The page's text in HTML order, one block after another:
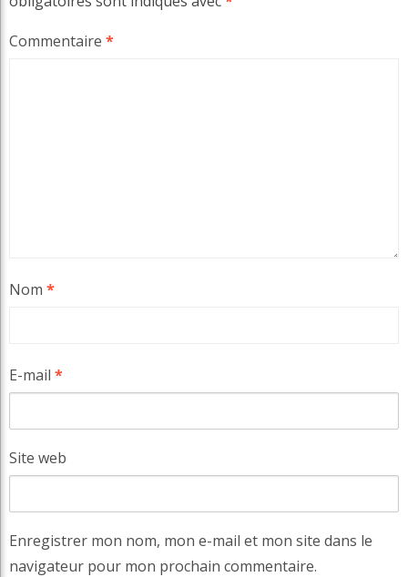
Commentaire *
Nom *
E-mail *
Site web
Enregistrer mon nom, mon e-mail et mon site dans le
navigateur pour mon prochain commentaire.